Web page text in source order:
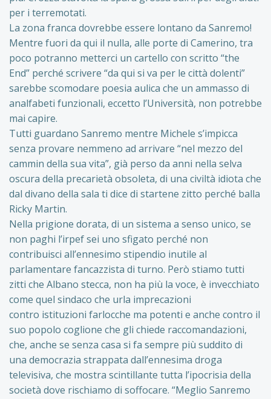
per i terremotati.
La zona franca dovrebbe essere lontano da Sanremo!
Mentre fuori da qui il nulla, alle porte di Camerino, tra
poco potranno metterci un cartello con scritto “the
End” perché scrivere “da qui si va per le città dolenti”
sarebbe scomodare poesia aulica che un ammasso di
analfabeti funzionali, eccetto l’Università, non potrebbe
mai capire.
Tutti guardano Sanremo mentre Michele s’impicca
senza provare nemmeno ad arrivare “nel mezzo del
cammin della sua vita”, già perso da anni nella selva
oscura della precarietà obsoleta, di una civiltà idiota che
dal divano della sala ti dice di startene zitto perché balla
Ricky Martin.
Nella prigione dorata, di un sistema a senso unico, se
non paghi l’irpef sei uno sfigato perché non
contribuisci all’ennesimo stipendio inutile al
parlamentare fancazzista di turno. Però stiamo tutti
zitti che Albano stecca, non ha più la voce, è invecchiato
come quel sindaco che urla imprecazioni
contro istituzioni farlocche ma potenti e anche contro il
suo popolo coglione che gli chiede raccomandazioni,
che, anche se senza casa si fa sempre più suddito di
una democrazia strappata dall’ennesima droga
televisiva, che mostra scintillante tutta l’ipocrisia della
società dove rischiamo di soffocare. “Meglio Sanremo